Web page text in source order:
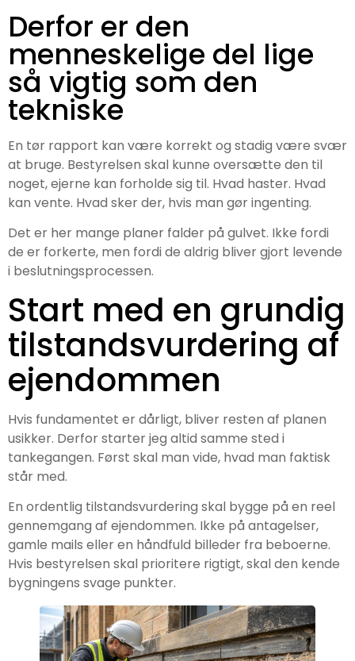
Derfor er den
menneskelige del lige
så vigtig som den
tekniske
En tør rapport kan være korrekt og stadig være svær
at bruge. Bestyrelsen skal kunne oversætte den til
noget, ejerne kan forholde sig til. Hvad haster. Hvad
kan vente. Hvad sker der, hvis man gør ingenting.
Det er her mange planer falder på gulvet. Ikke fordi
de er forkerte, men fordi de aldrig bliver gjort levende
i beslutningsprocessen.
Start med en grundig
tilstandsvurdering af
ejendommen
Hvis fundamentet er dårligt, bliver resten af planen
usikker. Derfor starter jeg altid samme sted i
tankegangen. Først skal man vide, hvad man faktisk
står med.
En ordentlig tilstandsvurdering skal bygge på en reel
gennemgang af ejendommen. Ikke på antagelser,
gamle mails eller en håndfuld billeder fra beboerne.
Hvis bestyrelsen skal prioritere rigtigt, skal den kende
bygningens svage punkter.